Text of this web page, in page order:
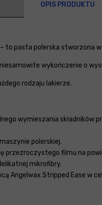
OPIS PRODUKTU
– to pasta polerska stworzona
wykończenie o
rodzaju lakierze.
wymieszania składników
polerskiej.
przezroczystego filmu na
mikrofibry.
Angelwax Stripped Ease w